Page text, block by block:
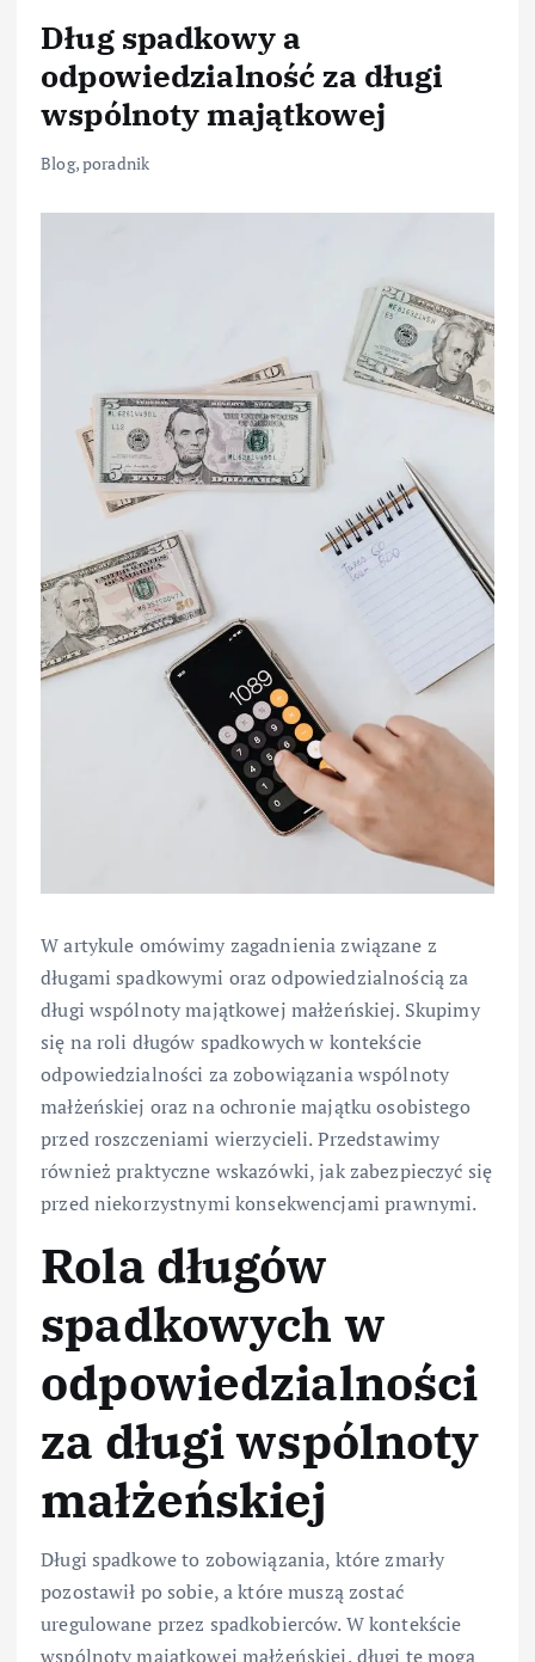
Dług spadkowy a
odpowiedzialność za długi
wspólnoty majątkowej
Blog,poradnik
W artykule omówimy zagadnienia związane z
długami spadkowymi oraz odpowiedzialnością za
długi wspólnoty majątkowej małżeńskiej. Skupimy
się na roli długów spadkowych w kontekście
odpowiedzialności za zobowiązania wspólnoty
małżeńskiej oraz na ochronie majątku osobistego
przed roszczeniami wierzycieli. Przedstawimy
również praktyczne wskazówki, jak zabezpieczyć się
przed niekorzystnymi konsekwencjami prawnymi.
Rola długów
spadkowych w
odpowiedzialności
za długi wspólnoty
małżeńskiej
Długi spadkowe to zobowiązania, które zmarły
pozostawił po sobie, a które muszą zostać
uregulowane przez spadkobierców. W kontekście
wspólnoty majątkowej małżeńskiej, długi te mogą